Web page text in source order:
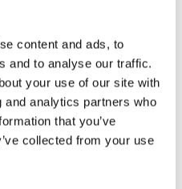
content and ads, to
and to analyse our traffic.
your use of our site with
analytics partners who
that you’ve
collected from your use
Košice
869 485
Bratislava